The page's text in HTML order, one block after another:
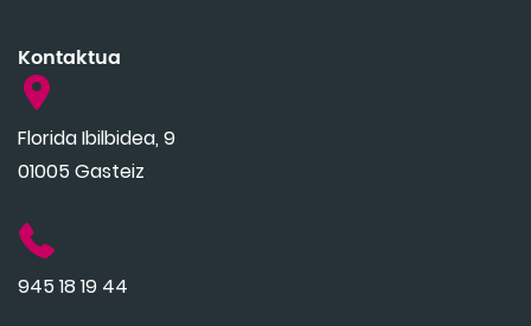
Kontaktua
Florida Ibilbidea, 9
01005 Gasteiz
945 18 19 44